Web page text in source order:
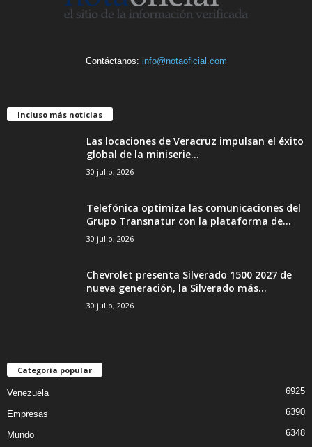
Contáctanos: info@notaoficial.com
Incluso más noticias
Las locaciones de Veracruz impulsan el éxito
global de la miniserie...
30 julio, 2026
Telefónica optimiza las comunicaciones del
Grupo Transnatur con la plataforma de...
30 julio, 2026
Chevrolet presenta Silverado 1500 2027 de
nueva generación, la Silverado más...
30 julio, 2026
Categoría popular
Venezuela 6925
Empresas 6390
Mundo 6348